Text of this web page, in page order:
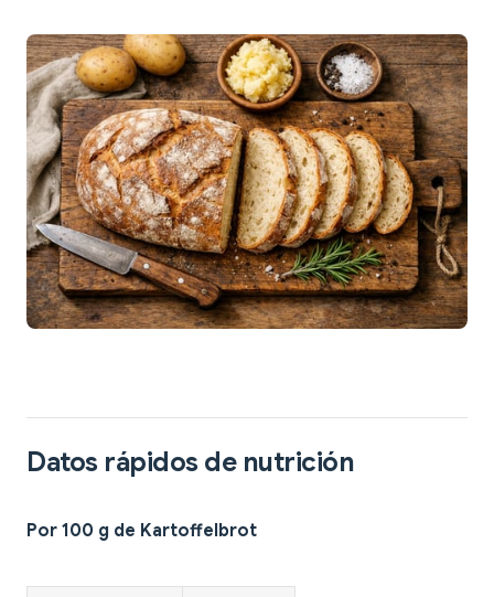
Datos rápidos de nutrición
Por 100 g de Kartoffelbrot